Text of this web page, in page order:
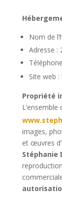
Nom de
Adresse :
Site web :
Propriété
images,
et œuvres
Stéphanie